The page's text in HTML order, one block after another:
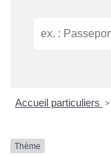
Accueil particuliers >
Thème